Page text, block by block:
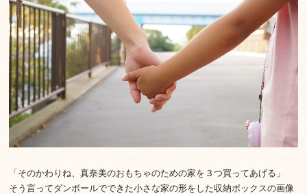
「そのかわりね、真奈美のおもちゃのための家を３つ買ってあげる」
そう言ってダンボールでできた小さな家の形をした収納ボックスの画像